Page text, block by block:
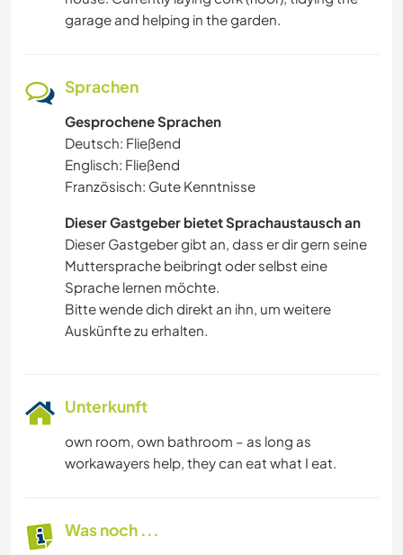
garage and helping in the garden.
Sprachen
Gesprochene Sprachen
Deutsch: Fließend
Englisch: Fließend
Französisch: Gute Kenntnisse
Dieser Gastgeber bietet Sprachaustausch an
Dieser Gastgeber gibt an, dass er dir gern seine
Muttersprache beibringt oder selbst eine
Sprache lernen möchte.
Bitte wende dich direkt an ihn, um weitere
Auskünfte zu erhalten.
Unterkunft
own room, own bathroom – as long as
workawayers help, they can eat what I eat.
Was noch ...